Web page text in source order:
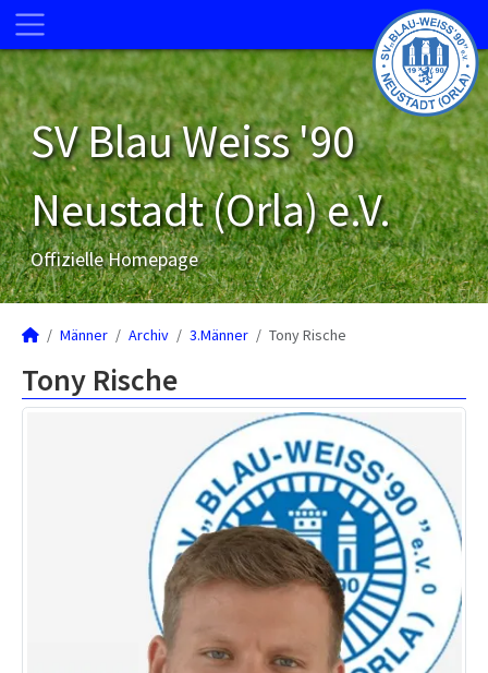
SV Blau Weiss '90
Neustadt (Orla) e.V.
Offizielle Homepage
Männer Archiv 3.Männer Tony Rische
Tony Rische